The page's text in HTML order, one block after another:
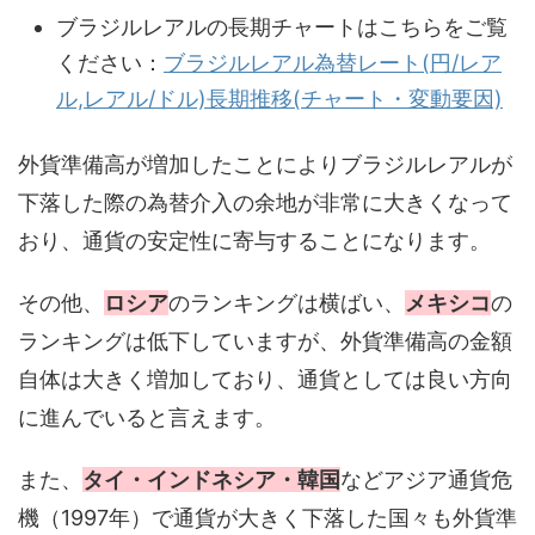
ブラジルレアルの長期チャートはこちらをご覧
ください： ブラジルレアル為替レート(円/レア
ル,レアル/ドル)長期推移(チャート・変動要因)
外貨準備高が増加したことによりブラジルレアルが
下落した際の為替介入の余地が非常に大きくなって
おり、通貨の安定性に寄与することになります。
その他、 ロシアのランキングは横ばい、 メキシコの
ランキングは低下していますが、外貨準備高の金額
自体は大きく増加しており、通貨としては良い方向
に進んでいると言えます。
また、 タイ・インドネシア・韓国などアジア通貨危
機（1997年）で通貨が大きく下落した国々も外貨準